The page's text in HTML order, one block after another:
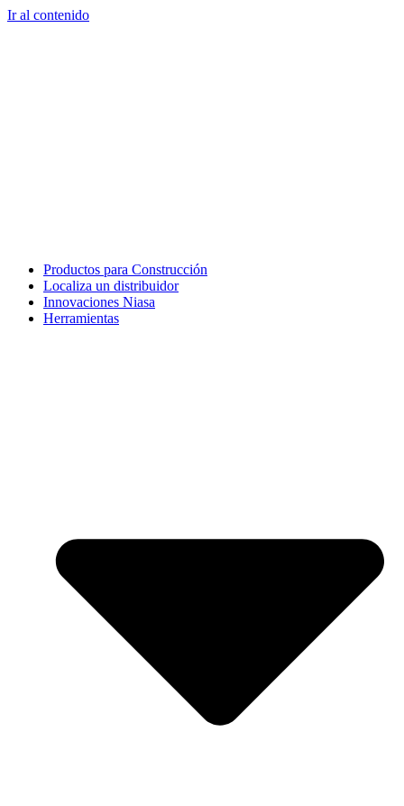
Ir al contenido
Productos para Construcción
Localiza un distribuidor
Innovaciones Niasa
Herramientas